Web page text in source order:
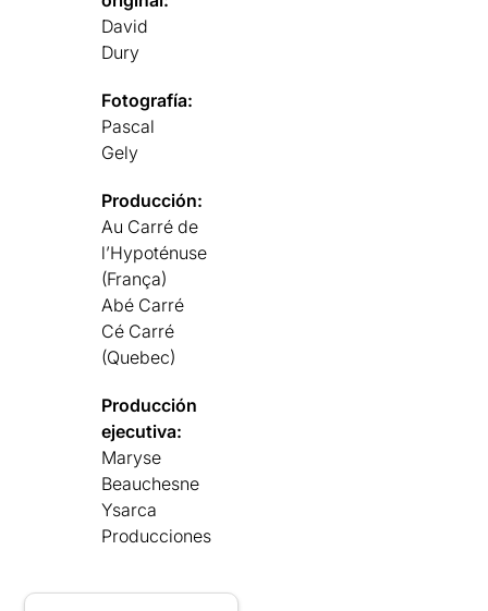
David
Dury
Fotografía:
Pascal
Gely
Producción:
Au Carré de
l’Hypoténuse
(França)
Abé Carré
Cé Carré
(Quebec)
Producción
ejecutiva:
Maryse
Beauchesne
Ysarca
Producciones